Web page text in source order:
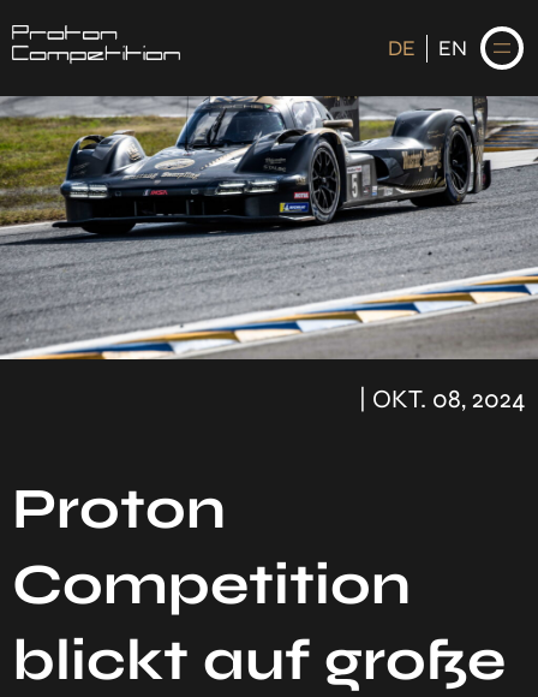
DE EN
DE EN
STARTSEITE
NEWS
| OKT. 08, 2024
Proton
Competition
blickt auf große